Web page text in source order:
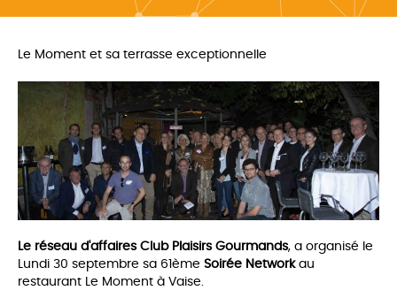
Le Moment et sa terrasse exceptionnelle
Le réseau d'affaires Club Plaisirs Gourmands, a organisé le
Lundi 30 septembre sa 61ème Soirée Networkau
restaurant Le Moment à Vaise.